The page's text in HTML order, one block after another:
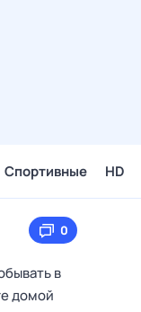
Спортивные HD
0
в
домой